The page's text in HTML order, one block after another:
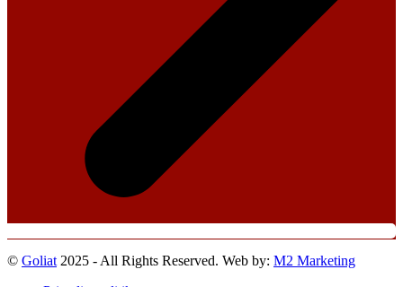
© Goliat2025 - All Rights Reserved. Web by: M2 Marketing